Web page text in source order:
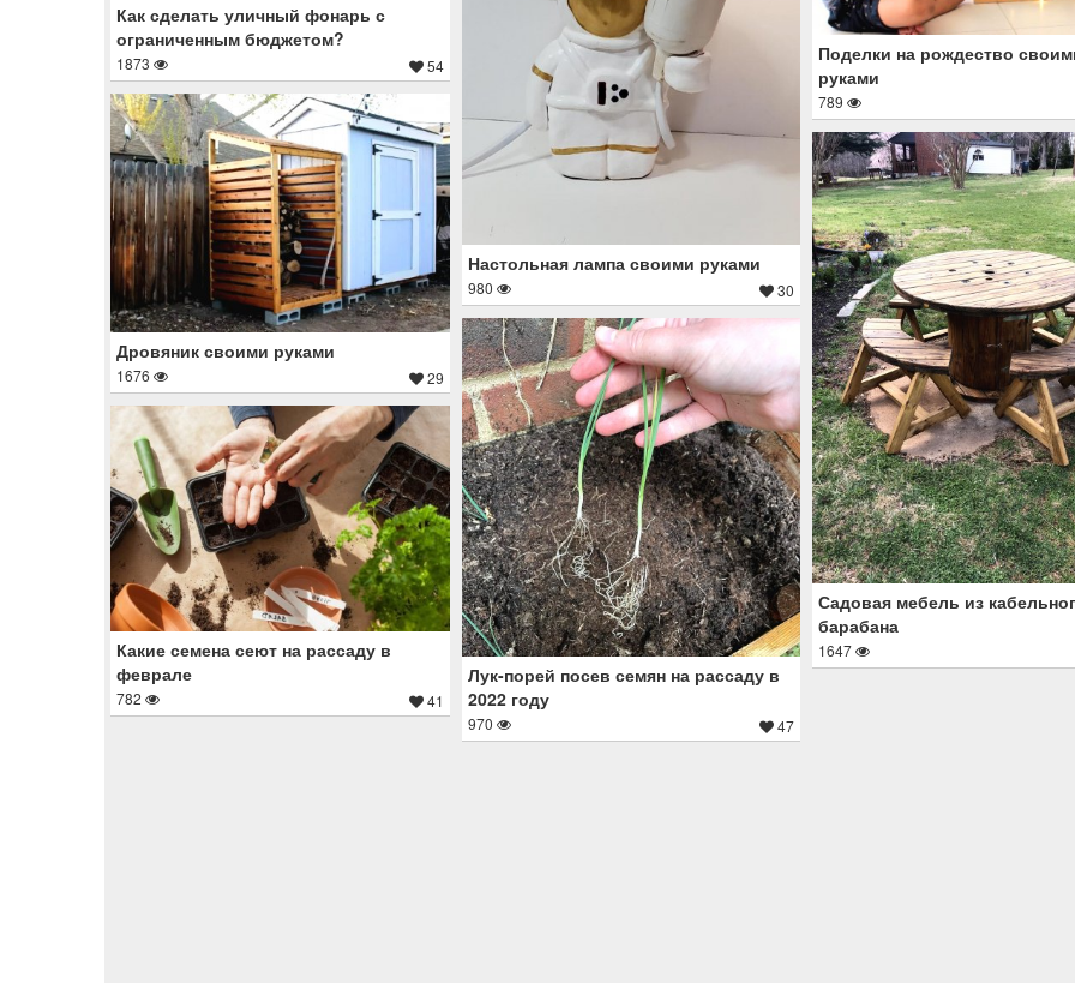
Как сделать уличный фонарь с
ограниченным бюджетом?
1873 54
Настольная лампа своими руками
980 30
Поделки на рождество
руками
789
Дровяник своими руками
1676 29
Садовая мебель из
барабана
1647
Лук-порей посев семян на рассаду в
2022 году
970 47
Какие семена сеют на рассаду в
феврале
782 41